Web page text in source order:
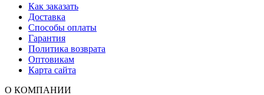
Как заказать
Доставка
Способы оплаты
Гарантия
Политика возврата
Оптовикам
Карта сайта
О КОМПАНИИ